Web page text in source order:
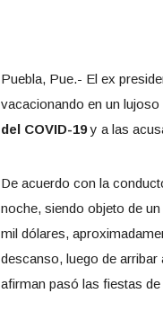
Puebla, Pue.- El ex
vacacionando en un lujoso
del COVID-19y a las
De acuerdo con la
noche, siendo objeto de
mil dólares,
descanso, luego de
afirman pasó las fiestas